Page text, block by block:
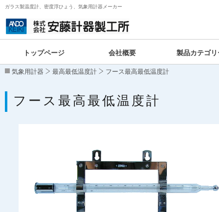
ガラス製温度計、密度浮ひょう、気象用計器メーカー
トップページ 会社概要 製品カテゴリ
気象用計器 最高最低温度計 フース最高最低温度計
フース最高最低温度計